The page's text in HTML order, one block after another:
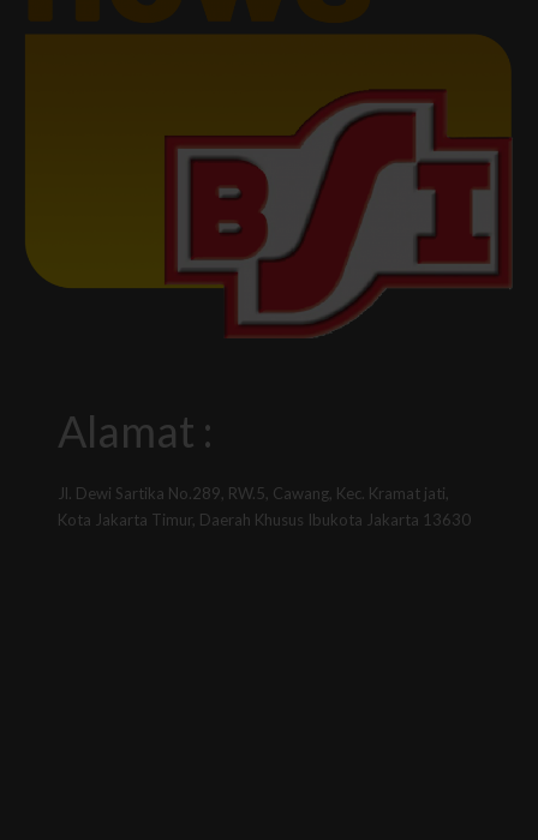
Alamat :
Jl. Dewi Sartika No.289, RW.5, Cawang, Kec. Kramat jati,
Kota Jakarta Timur, Daerah Khusus Ibukota Jakarta 13630